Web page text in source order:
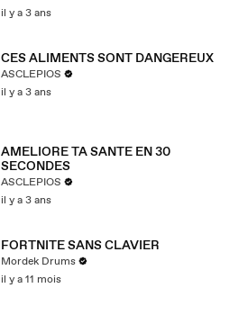
il y a 3 ans
CES ALIMENTS SONT DANGEREUX
ASCLEPIOS
il y a 3 ans
AMELIORE TA SANTE EN 30
SECONDES
ASCLEPIOS
il y a 3 ans
FORTNITE SANS CLAVIER
Mordek Drums
il y a 11 mois